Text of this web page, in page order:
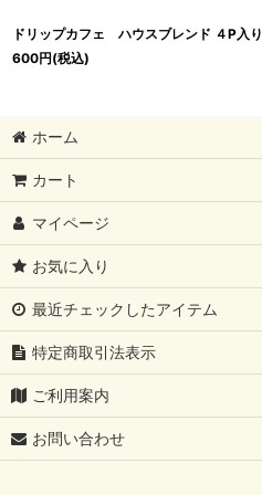
ドリップカフェ ハウスブレンド ４P入り
600円(税込)
ホーム
カート
マイページ
お気に入り
最近チェックしたアイテム
特定商取引法表示
ご利用案内
お問い合わせ